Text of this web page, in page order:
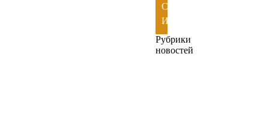
СКАЧАТЬ
ИГРУ
Рубрики
новостей